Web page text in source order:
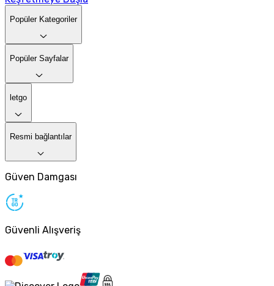
Popüler Kategoriler
Popüler Sayfalar
letgo
Resmi bağlantılar
Güven Damgası
Güvenli Alışveriş